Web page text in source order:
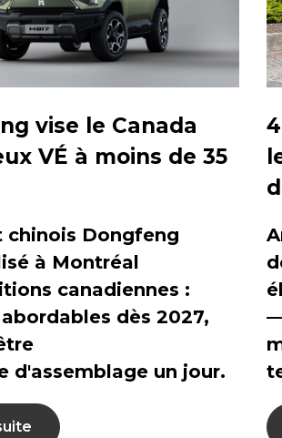
vise le Canada
VÉ à moins de 35
chinois Dongfeng
à Montréal
canadiennes :
dès 2027,
d'assemblage un jour.